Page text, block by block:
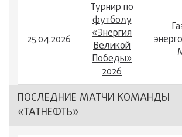
25.04.2026
Турнир по
футболу
«Энергия
Великой
Победы»
2026
ПОСЛЕДНИЕ МАТЧИ КОМАНДЫ
«ТАТНЕФТЬ»